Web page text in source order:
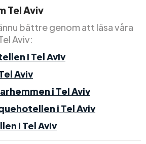
Tel Aviv
bättre genom att läsa våra
Aviv:
i Tel Aviv
Aviv
i Tel Aviv
i Tel Aviv
i Tel Aviv